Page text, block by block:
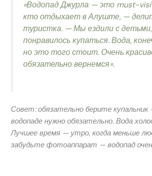
«Водопад Джурла — это must-
кто отдыхает в Алуште, —
туристка. — Мы ездили с
понравилось купаться. Вода,
но это того стоит. Очень
обязательно вернемся».
Совет: обязательно берите
водопаде нужно обязательно. Вода
Лучшее время — утро, когда меньше
забудьте фотоаппарат — водопад